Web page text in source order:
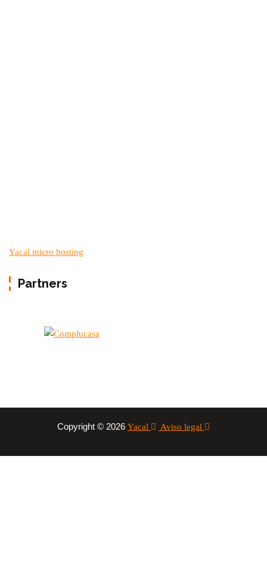
Yacal micro hosting
Partners
Copyright © 2026 Yacal Aviso legal